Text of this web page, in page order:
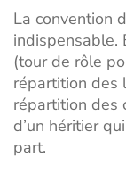
La convention
indispensable.
(tour de rôle
répartition des
répartition des
d’un héritier
part.